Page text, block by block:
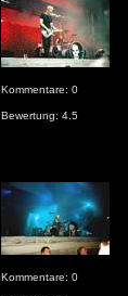
Kommentare: 0
Bewertung: 4.5
Kommentare: 0